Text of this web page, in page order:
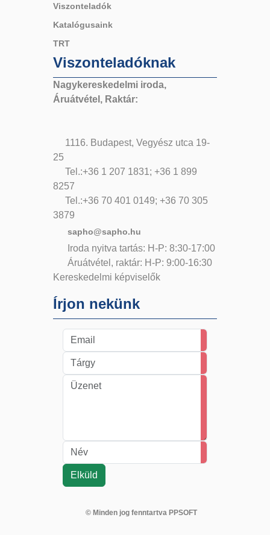
Viszonteladók
Katalógusaink
TRT
Viszonteladóknak
Nagykereskedelmi iroda,
Áruátvétel, Raktár:
1116. Budapest, Vegyész utca 19-
25
Tel.:+36 1 207 1831; +36 1 899
8257
Tel.:+36 70 401 0149; +36 70 305
3879
sapho@sapho.hu
Iroda nyitva tartás: H-P: 8:30-17:00
Áruátvétel, raktár: H-P: 9:00-16:30
Kereskedelmi képviselők
Írjon nekünk
© Minden jog fenntartva PPSOFT